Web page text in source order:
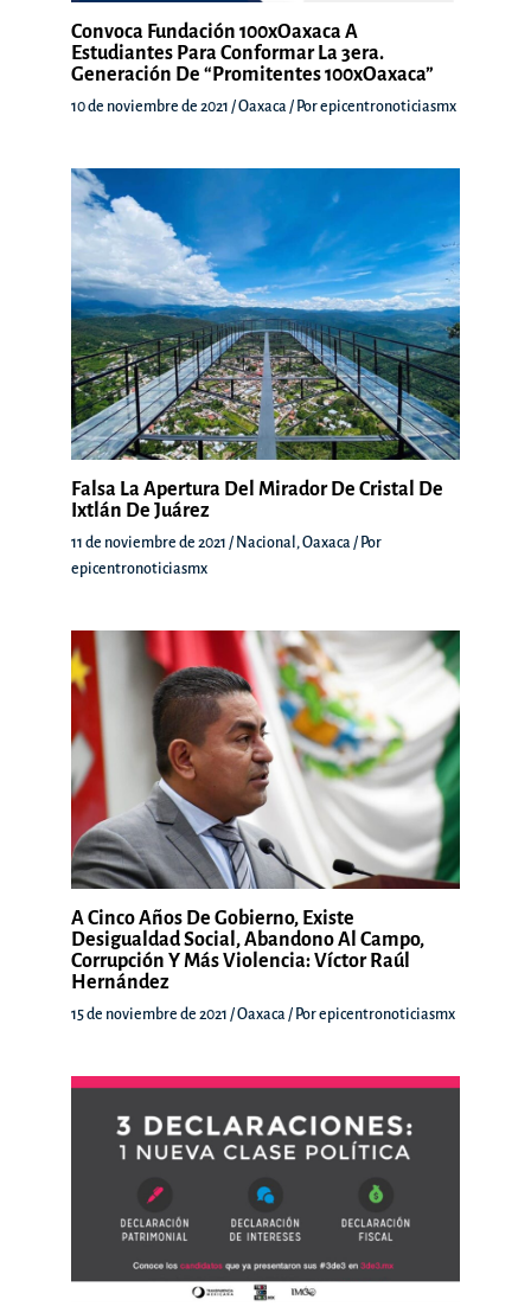
Convoca Fundación 100xOaxaca A
Estudiantes Para Conformar La 3era.
Generación De “Promitentes 100xOaxaca”
10 de noviembre de 2021 /Oaxaca / Porepicentronoticiasmx
Falsa La Apertura Del Mirador De Cristal De
Ixtlán De Juárez
11 de noviembre de 2021 / Nacional ,Oaxaca / Por
epicentronoticiasmx
A Cinco Años De Gobierno, Existe
Desigualdad Social, Abandono Al Campo,
Corrupción Y Más Violencia: Víctor Raúl
Hernández
15 de noviembre de 2021 /Oaxaca / Porepicentronoticiasmx